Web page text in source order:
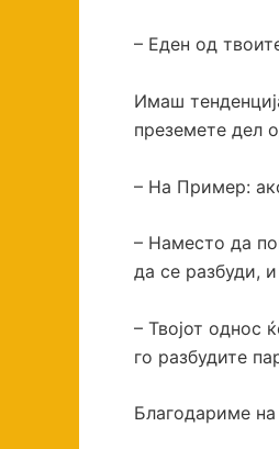
– Еден од
Имаш
преземете дел
– На Пример:
– Наместо да
да се разбуди,
– Твојот однос
го разбудите
Благодариме